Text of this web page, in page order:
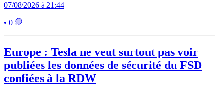
07/08/2026 à 21:44
• 0
Europe : Tesla ne veut surtout pas voir
publiées les données de sécurité du FSD
confiées à la RDW